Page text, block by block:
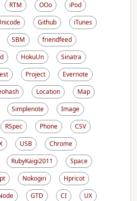
RTM OOo
iPod
Github
iTunes
SBM
friendfeed
HokuUn
Sinatra
Project
Evernote
Location
Map
Simplenote
Image
RSpec Phone
CSV
USB
Chrome
RubyKaigi2011
Space
Nokogiri
Hpricot
GTD CI
UX